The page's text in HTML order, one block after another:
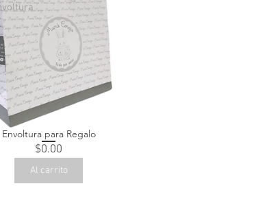
Envoltura para Regalo
$0.00
Al carrito